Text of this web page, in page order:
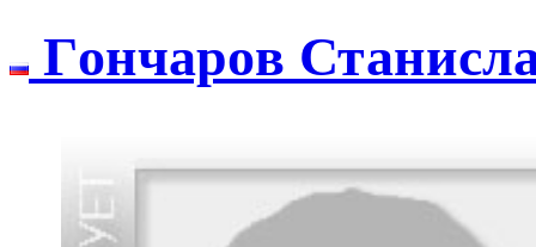
Гoнчаpoв